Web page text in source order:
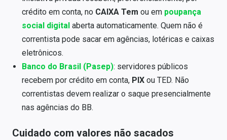
crédito em conta, no CAIXA Tem ou em poupança
social digital aberta automaticamente. Quem não é
correntista pode sacar em agências, lotéricas e caixas
eletrônicos.
Banco do Brasil (Pasep): servidores públicos
recebem por crédito em conta, PIXou TED. Não
correntistas devem realizar o saque presencialmente
nas agências do BB.
Cuidado com valores não sacados